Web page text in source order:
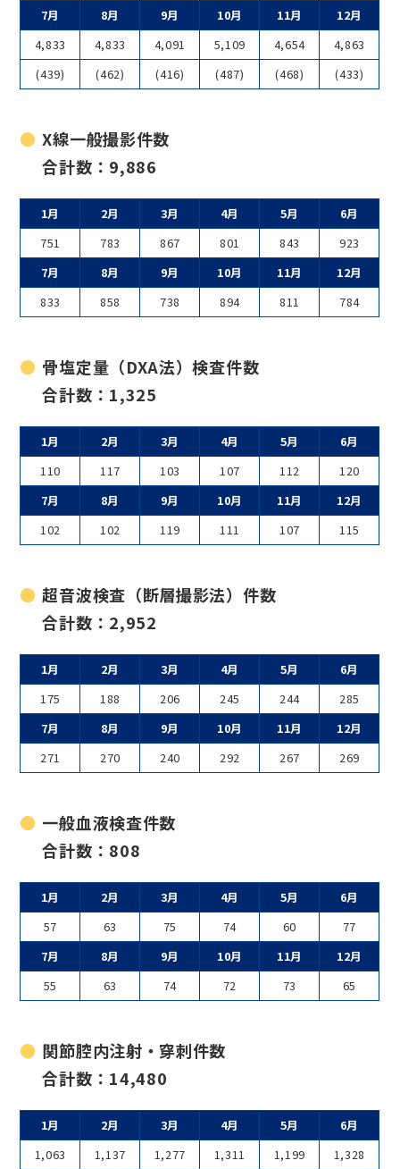
7月
8月 9月 10月 11月
12月
4,833
4,833 4,091 5,109 4,654
4,863
(439)
(462) (416) (487) (468) (433)
X線一般撮影件数
合計数：9,886
1月 2月 3月 4月 5月
6月
751
783 867 801 843
923
7月
8月 9月 10月 11月
12月
833
858 738 894 811 784
骨塩定量（DXA法）検査件数
合計数：1,325
1月 2月 3月 4月 5月
6月
110
117 103 107 112
120
7月
8月 9月 10月 11月
12月
102
102 119 111 107 115
超音波検査（断層撮影法）件数
合計数：2,952
1月 2月 3月 4月 5月
6月
175
188 206 245 244
285
7月
8月 9月 10月 11月
12月
271
270 240 292 267 269
一般血液検査件数
合計数：808
1月 2月 3月 4月 5月
6月
57
63 75 74 60
77
7月
8月 9月 10月 11月
12月
55
63 74 72 73 65
関節腔内注射・穿刺件数
合計数：14,480
1月 2月 3月 4月 5月
6月
1,063
1,137 1,277 1,311 1,199
1,328